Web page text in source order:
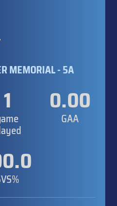
MEMORIAL - 5A
1 0.00
GAA